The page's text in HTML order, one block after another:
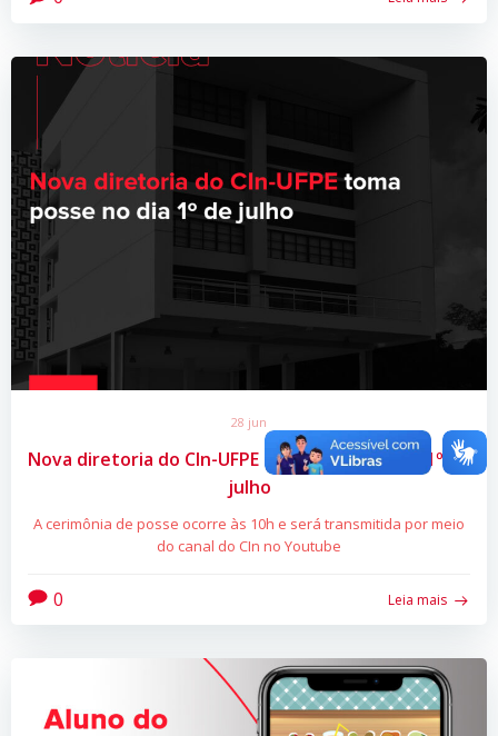
28 jun
Nova diretoria do CIn-UFPE toma posse no dia 1º de
julho
A cerimônia de posse ocorre às 10h e será transmitida por meio
do canal do CIn no Youtube
0 Leia mais